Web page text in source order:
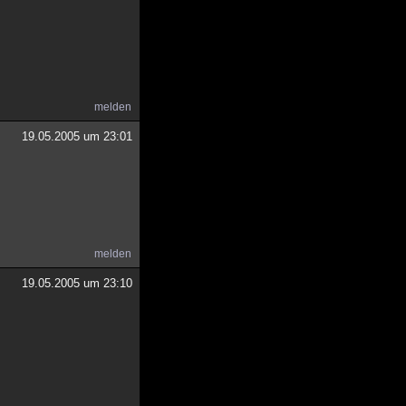
melden
19.05.2005 um 23:01
melden
19.05.2005 um 23:10